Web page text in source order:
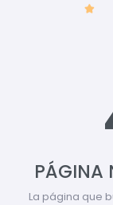
PÁGINA
La página que